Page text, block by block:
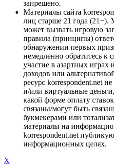
запрещено.
Материалы сайта
лиц старше 21 года (21+).
может вызвать игровую
правила (принципы)
обнаружении первых
немедленно обратитесь к
участие в азартных играх
доходов или
ресурс korrespondent.net
и/или виртуальные
какой форме оплату
связаны/могут быть
букмекерами или
материалы на
korrespondent.net
информационных целях.
X